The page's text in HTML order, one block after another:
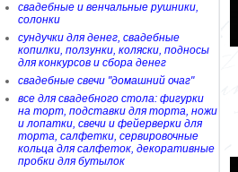
свадебные и венчальные рушники,
солонки
сундучки для денег, свадебные
копилки, ползунки, коляски, подносы
для конкурсов и сбора денег
свадебные свечи "домашний очаг"
все для свадебного стола: фигурки
на торт, подставки для торта, ножи
и лопатки, свечи и фейерверки для
торта, салфетки, сервировочные
кольца для салфеток, декоративные
пробки для бутылок